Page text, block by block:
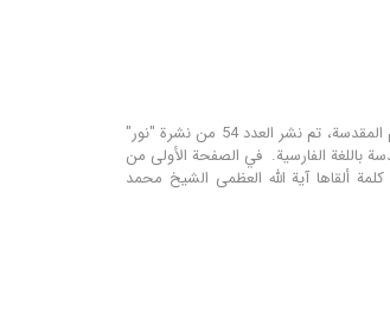
مؤسسة نور للترجمة و التحقيق تحت إشراف مكتب سماحة المرجع الديني اية الله العظمى الشيخ محمد اليعقوبي (دام ظله) في قم المقدسة، تم نشر العدد 54 من نشرة "نور"
باللغة الفارسية. في الصفحة الأولى من
ألقاها آية الله العظمى الشيخ محمد